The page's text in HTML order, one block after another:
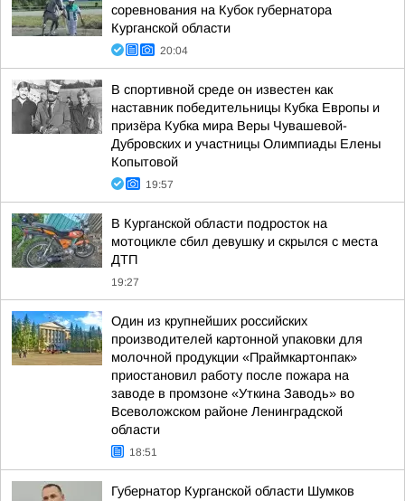
соревнования на Кубок губернатора
Курганской области
20:04
В спортивной среде он известен как
наставник победительницы Кубка Европы и
призёра Кубка мира Веры Чувашевой-
Дубровских и участницы Олимпиады Елены
Копытовой
19:57
В Курганской области подросток на
мотоцикле сбил девушку и скрылся с места
ДТП
19:27
Один из крупнейших российских
производителей картонной упаковки для
молочной продукции «Праймкартонпак»
приостановил работу после пожара на
заводе в промзоне «Уткина Заводь» во
Всеволожском районе Ленинградской
области
18:51
Губернатор Курганской области Шумков